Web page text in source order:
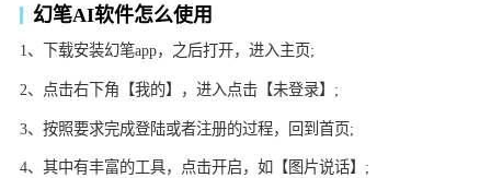
幻笔AI软件怎么使用
1、下载安装幻笔app，之后打开，进入主页;
2、点击右下角【我的】，进入点击【未登录】;
3、按照要求完成登陆或者注册的过程，回到首页;
4、其中有丰富的工具，点击开启，如【图片说话】;